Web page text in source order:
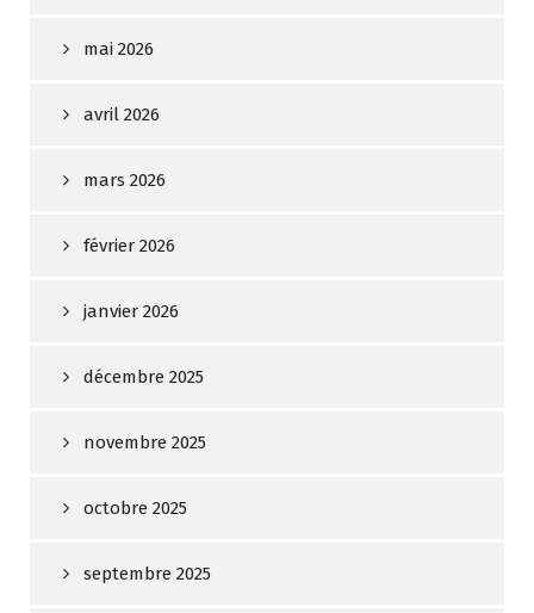
mai 2026
avril 2026
mars 2026
février 2026
janvier 2026
décembre 2025
novembre 2025
octobre 2025
septembre 2025